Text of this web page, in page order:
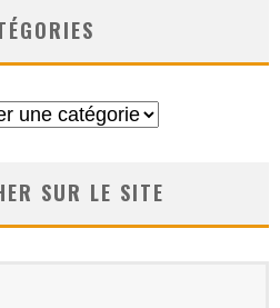
SUR LE SITE